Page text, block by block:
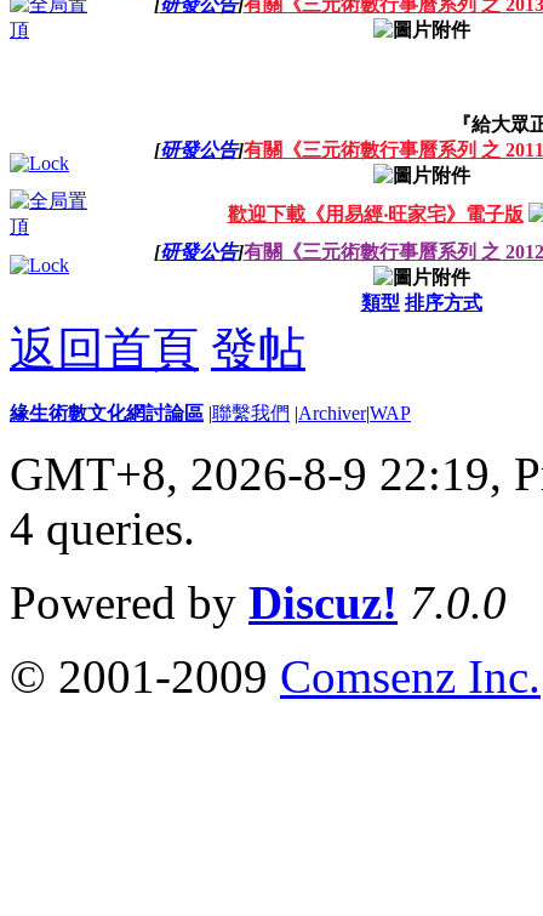
[研發公告]有關《三元術數行事曆系列 之
『給大眾
[研發公告]有關《三元術數行事曆系列 之
歡迎下載《用易經‧旺家宅》電子版
[研發公告]有關《三元術數行事曆系列 之
類型 排序方式
返回首頁 發帖
緣生術數文化網討論區 |聯繫我們 |Archiver|WAP
GMT+8, 2026-8-9 22:19,
4 queries.
Powered by Discuz! 7.0.0
© 2001-2009 Comsenz Inc.